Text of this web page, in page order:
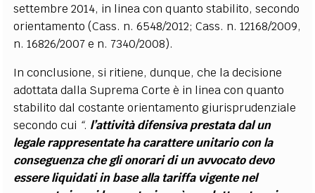
settembre 2014, in linea con quanto stabilito, secondo
orientamento (Cass. n. 6548/2012; Cass. n. 12168/2009,
n. 16826/2007 e n. 7340/2008).
In conclusione, si ritiene, dunque, che la decisione
adottata dalla Suprema Corte è in linea con quanto
stabilito dal costante orientamento giurisprudenziale
secondo cui “. l’attività difensiva prestata dal un
legale rappresentate ha carattere unitario con la
conseguenza che gli onorari di un avvocato devo
essere liquidati in base alla tariffa vigente nel